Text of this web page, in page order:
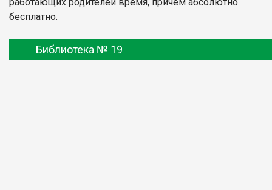
бесплатно.
Библиотека № 19